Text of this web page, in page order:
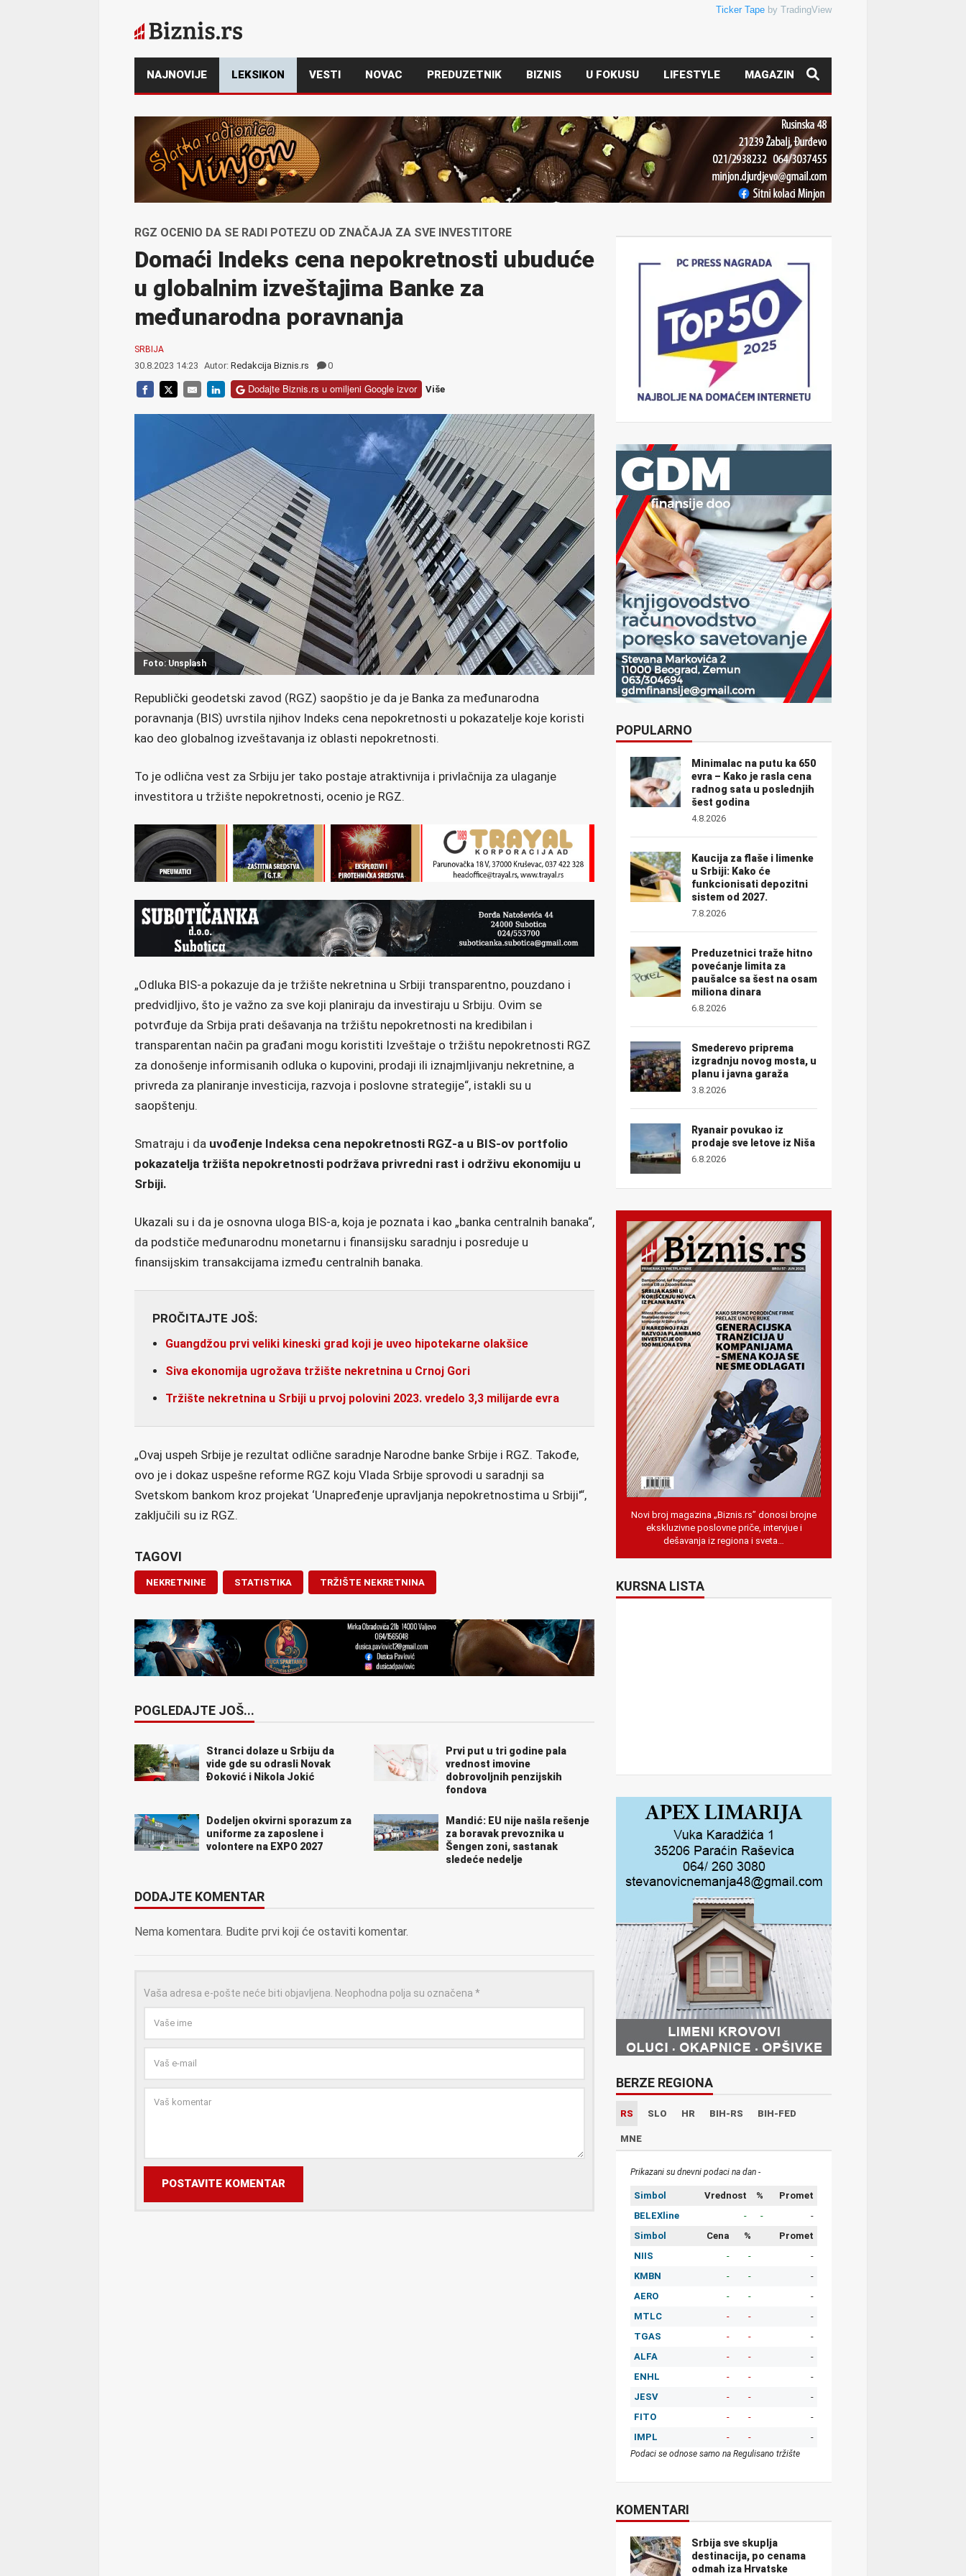
Ticker Tape by TradingView
NAJNOVIJE LEKSIKON VESTI NOVAC PREDUZETNIK BIZNIS U FOKUSU LIFESTYLE MAGAZIN
RGZ OCENIO DA SE RADI POTEZU OD ZNAČAJA ZA SVE INVESTITORE
Domaći Indeks cena nepokretnosti ubuduće
u globalnim izveštajima Banke za
međunarodna poravnanja
SRBIJA
30.8.2023 14:23 Autor: Redakcija Biznis.rs 0
Dodajte Biznis.rs u omiljeni Google izvor Više
Foto: Unsplash
Republički geodetski zavod (RGZ) saopštio je da je Banka za međunarodna
poravnanja (BIS) uvrstila njihov Indeks cena nepokretnosti u pokazatelje koje koristi
kao deo globalnog izveštavanja iz oblasti nepokretnosti.
To je odlična vest za Srbiju jer tako postaje atraktivnija i privlačnija za ulaganje
investitora u tržište nepokretnosti, ocenio je RGZ.
„Odluka BIS-a pokazuje da je tržište nekretnina u Srbiji transparentno, pouzdano i
predvidljivo, što je važno za sve koji planiraju da investiraju u Srbiju. Ovim se
potvrđuje da Srbija prati dešavanja na tržištu nepokretnosti na kredibilan i
transparentan način pa građani mogu koristiti Izveštaje o tržištu nepokretnosti RGZ
za donošenje informisanih odluka o kupovini, prodaji ili iznajmljivanju nekretnine, a
privreda za planiranje investicija, razvoja i poslovne strategije“, istakli su u
saopštenju.
Smatraju i da uvođenje Indeksa cena nepokretnosti RGZ-a u BIS-ov portfolio
pokazatelja tržišta nepokretnosti podržava privredni rast i održivu ekonomiju u
Srbiji.
Ukazali su i da je osnovna uloga BIS-a, koja je poznata i kao „banka centralnih banaka“,
da podstiče međunarodnu monetarnu i finansijsku saradnju i posreduje u
finansijskim transakcijama između centralnih banaka.
PROČITAJTE JOŠ:
Guangdžou prvi veliki kineski grad koji je uveo hipotekarne olakšice
Siva ekonomija ugrožava tržište nekretnina u Crnoj Gori
Tržište nekretnina u Srbiji u prvoj polovini 2023. vredelo 3,3 milijarde evra
„Ovaj uspeh Srbije je rezultat odlične saradnje Narodne banke Srbije i RGZ. Takođe,
ovo je i dokaz uspešne reforme RGZ koju Vlada Srbije sprovodi u saradnji sa
Svetskom bankom kroz projekat ‘Unapređenje upravljanja nepokretnostima u Srbiji'“,
zaključili su iz RGZ.
TAGOVI
NEKRETNINE STATISTIKA TRŽIŠTE NEKRETNINA
POGLEDAJTE JOŠ...
Stranci dolaze u Srbiju da
vide gde su odrasli Novak
Đoković i Nikola Jokić
Prvi put u tri godine pala
vrednost imovine
dobrovoljnih penzijskih
fondova
Dodeljen okvirni sporazum za
uniforme za zaposlene i
volontere na EXPO 2027
Mandić: EU nije našla rešenje
za boravak prevoznika u
Šengen zoni, sastanak
sledeće nedelje
DODAJTE KOMENTAR
Nema komentara. Budite prvi koji će ostaviti komentar.
Vaša adresa e-pošte neće biti objavljena. Neophodna polja su označena *
POSTAVITE KOMENTAR
POPULARNO
Minimalac na putu ka 650
evra – Kako je rasla cena
radnog sata u poslednjih
šest godina
4.8.2026
Kaucija za flaše i limenke
u Srbiji: Kako će
funkcionisati depozitni
sistem od 2027.
7.8.2026
Preduzetnici traže hitno
povećanje limita za
paušalce sa šest na osam
miliona dinara
6.8.2026
Smederevo priprema
izgradnju novog mosta, u
planu i javna garaža
3.8.2026
Ryanair povukao iz
prodaje sve letove iz Niša
6.8.2026
Novi broj magazina „Biznis.rs” donosi brojne
ekskluzivne poslovne priče, intervjue i
dešavanja iz regiona i sveta…
KURSNA LISTA
BERZE REGIONA
RS SLO HR BIH-RS BIH-FED
MNE
Prikazani su dnevni podaci na dan -
Simbol Vrednost %
Promet
BELEXline
- -
-
Simbol
Cena %
Promet
NIIS
- -
-
KMBN
- -
-
AERO
- -
-
MTLC
- -
-
TGAS
- -
-
ALFA
- -
-
ENHL
- -
-
JESV
- -
-
FITO
- -
-
IMPL
- - -
Podaci se odnose samo na Regulisano tržište
KOMENTARI
Srbija sve skuplja
destinacija, po cenama
odmah iza Hrvatske